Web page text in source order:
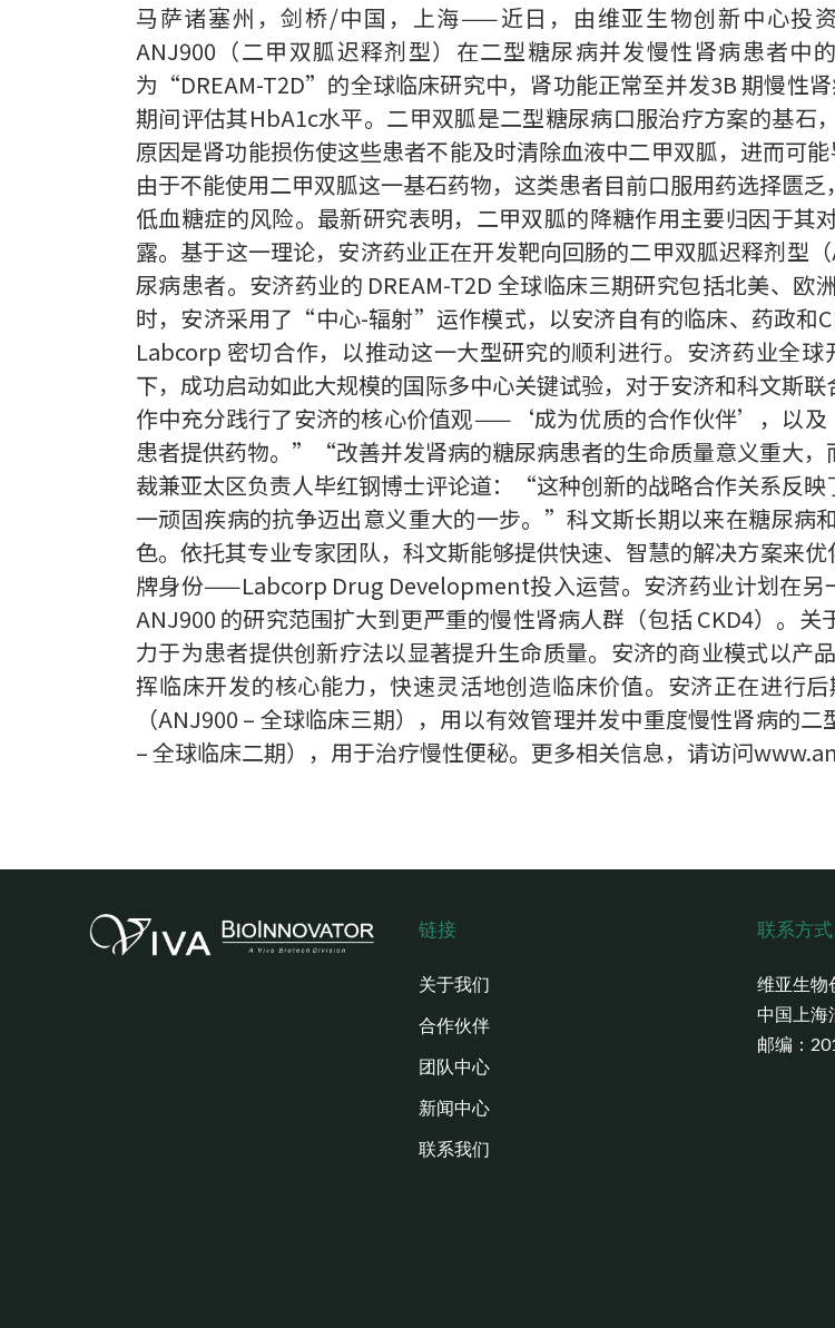
马萨诸塞州，剑桥/中国，上海——近日，由维亚生物创新中心投
ANJ900（二甲双胍迟释剂型）在二型糖尿病并发慢性肾病患者中
为“DREAM-T2D”的全球临床研究中，肾功能正常至并发3B 期慢性
期间评估其HbA1c水平。二甲双胍是二型糖尿病口服治疗方案的基石
原因是肾功能损伤使这些患者不能及时清除血液中二甲双胍，进而可
由于不能使用二甲双胍这一基石药物，这类患者目前口服用药选择匮
低血糖症的风险。最新研究表明，二甲双胍的降糖作用主要归因于
露。基于这一理论，安济药业正在开发靶向回肠的二甲双胍迟释剂型
尿病患者。安济药业的 DREAM-T2D 全球临床三期研究包括北美、
时，安济采用了“中心-辐射”运作模式，以安济自有的临床、药政和
Labcorp 密切合作，以推动这一大型研究的顺利进行。安济药业全
下，成功启动如此大规模的国际多中心关键试验，对于安济和科文斯
作中充分践行了安济的核心价值观——‘成为优质的合作伙伴’，以
患者提供药物。”“改善并发肾病的糖尿病患者的生命质量意义重大
裁兼亚太区负责人毕红钢博士评论道：“这种创新的战略合作关系反
一顽固疾病的抗争迈出意义重大的一步。”科文斯长期以来在糖尿病
色。依托其专业专家团队，科文斯能够提供快速、智慧的解决方案来
牌身份——Labcorp Drug Development投入运营。安济药业计划在
ANJ900 的研究范围扩大到更严重的慢性肾病人群（包括 CKD4）。
力于为患者提供创新疗法以显著提升生命质量。安济的商业模式以
挥临床开发的核心能力，快速灵活地创造临床价值。安济正在进行
（ANJ900 – 全球临床三期），用以有效管理并发中重度慢性肾病的
– 全球临床二期），用于治疗慢性便秘。更多相关信息，请访问
链接
关于我们
合作伙伴
团队中心
新闻中心
联系我们
联系方式
维亚生物
中国上海
邮编：